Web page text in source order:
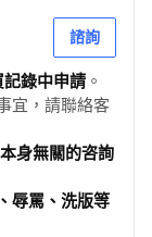
諮詢
錄中申請 。
宜，請聯絡客
身無關的咨詢
辱罵、洗版等